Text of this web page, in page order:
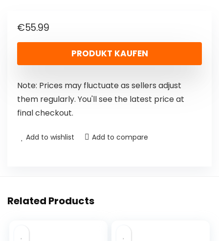
€55.99
PRODUKT KAUFEN
Note: Prices may fluctuate as sellers adjust
them regularly. You'll see the latest price at
final checkout.
Add to wishlist Add to compare
Related Products